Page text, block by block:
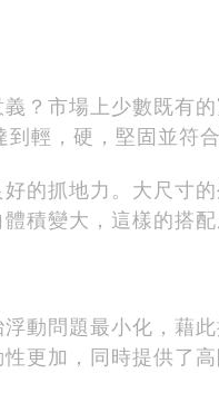
？市場上少數既有
輕，硬，堅固並符合
的抓地力。大尺寸
積變大，這樣的搭
動問題最小化，藉
更加，同時提供了